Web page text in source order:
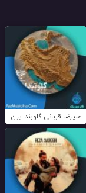
علیرضا قربانی گلوبند ایران